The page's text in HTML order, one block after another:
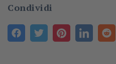
Condividi